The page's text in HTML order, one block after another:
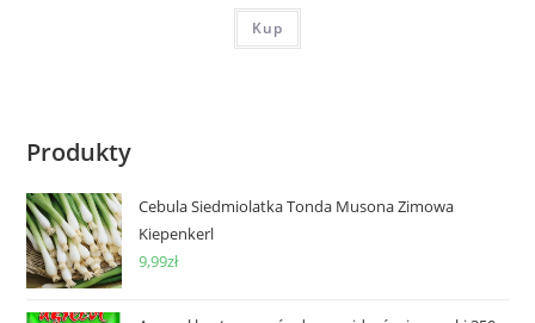
Kup
Produkty
Cebula Siedmiolatka Tonda Musona Zimowa
Kiepenkerl
9,99zł